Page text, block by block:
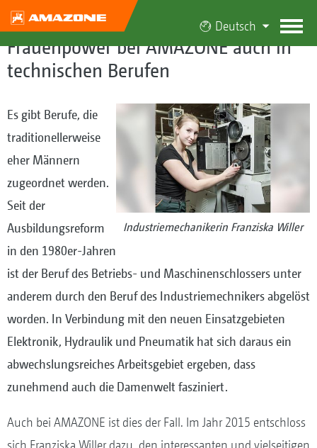
Deutsch
Frauenpower bei AMAZONE auch in
technischen Berufen
Industriemechanikerin Franziska Willer
Es gibt Berufe, die
traditionellerweise
eher Männern
zugeordnet werden.
Seit der
Ausbildungsreform
in den 1980er-Jahren
ist der Beruf des Betriebs- und Maschinenschlossers unter
anderem durch den Beruf des Industriemechnikers abgelöst
worden. In Verbindung mit den neuen Einsatzgebieten
Elektronik, Hydraulik und Pneumatik hat sich daraus ein
abwechslungsreiches Arbeitsgebiet ergeben, dass
zunehmend auch die Damenwelt fasziniert.
Auch bei AMAZONE ist dies der Fall. Im Jahr 2015 entschloss
sich Franziska Willer dazu, den interessanten und vielseitigen